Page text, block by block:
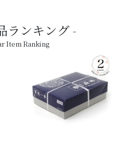
ランキング
Item Ranking